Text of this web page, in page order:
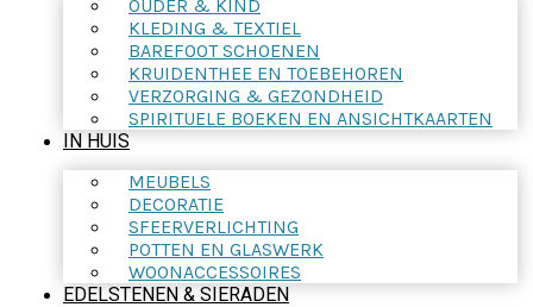
OUDER & KIND
KLEDING & TEXTIEL
BAREFOOT SCHOENEN
KRUIDENTHEE EN TOEBEHOREN
VERZORGING & GEZONDHEID
SPIRITUELE BOEKEN EN ANSICHTKAARTEN
IN HUIS
MEUBELS
DECORATIE
SFEERVERLICHTING
POTTEN EN GLASWERK
WOONACCESSOIRES
EDELSTENEN & SIERADEN